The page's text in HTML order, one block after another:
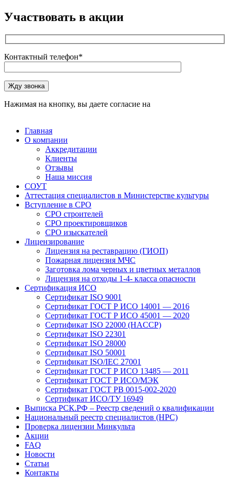
Участвовать в акции
Контактный телефон*
Оставьте это поле пустым.
Жду звонка
Нажимая на кнопку, вы даете согласие на
Главная
О компании
Аккредитации
Клиенты
Отзывы
Наша миссия
СОУТ
Аттестация специалистов в Министерстве культуры
Вступление в СРО
СРО строителей
СРО проектировщиков
СРО изыскателей
Лицензирование
Лицензия на реставрацию (ГИОП)
Пожарная лицензия МЧС
Заготовка лома черных и цветных металлов
Лицензия на отходы 1-4- класса опасности
Сертификация ИСО
Сертификат ISO 9001
Сертификат ГОСТ Р ИСО 14001 — 2016
Сертификат ГОСТ Р ИСО 45001 — 2020
Сертификат ISO 22000 (HACCP)
Сертификат ISO 22301
Сертификат ISO 28000
Сертификат ISO 50001
Сертификат ISO/IEC 27001
Сертификат ГОСТ Р ИСО 13485 — 2011
Сертификат ГОСТ Р ИСО/МЭК
Сертификат ГОСТ РВ 0015-002-2020
Сертификат ИСО/ТУ 16949
Выписка РСК.РФ – Реестр сведений о квалификации
Национальный реестр специалистов (НРС)
Проверка лицензии Минкульта
Акции
FAQ
Новости
Статьи
Контакты